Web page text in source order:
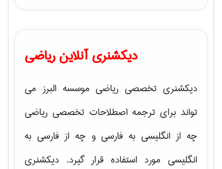
دیکشنری آنلاین ریاضی
دیکشنری تخصصی ریاضی موسسه البرز می
تواند برای ترجمه اصطلاحات تخصصی ریاضی
چه از انگلیسی به فارسی و چه از فارسی به
انگلیسی مورد استفاده قرار گیرد. دیکشنری